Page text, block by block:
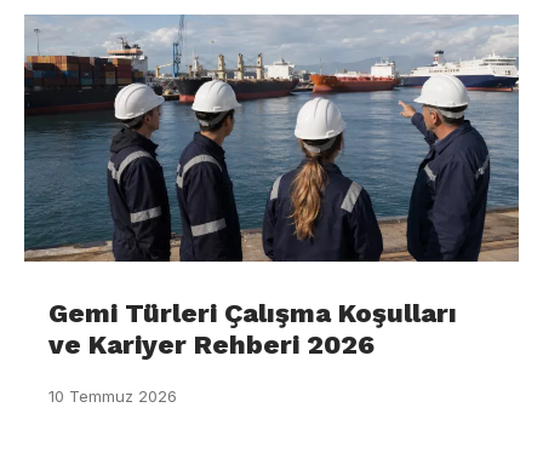
Gemi Türleri Çalışma Koşulları
ve Kariyer Rehberi 2026
10 Temmuz 2026